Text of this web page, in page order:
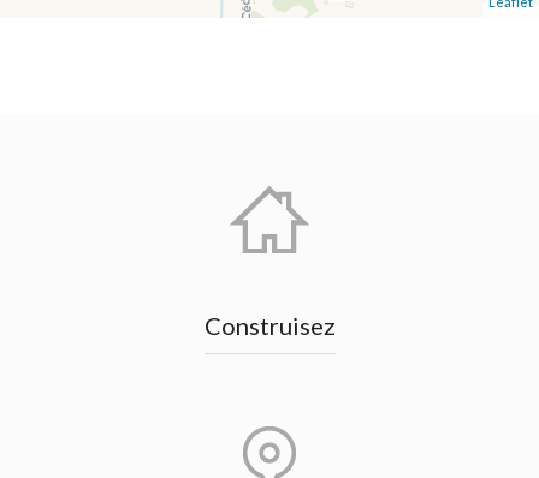
Construisez